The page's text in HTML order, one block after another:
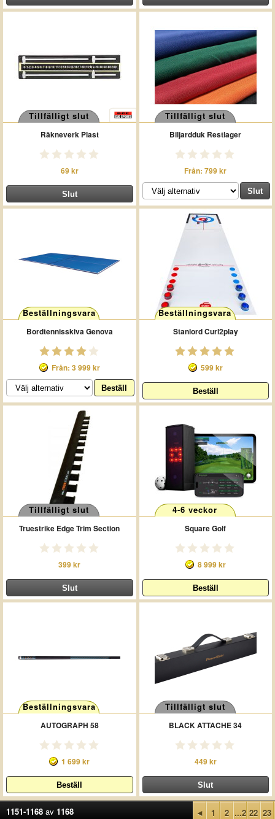
Tillfälligt slut
Räkneverk Plast
69 kr
Tillfälligt slut
Biljardduk Restlager
Från: 799 kr
Beställningsvara
Bordtennisskiva Genova
Från: 3 999 kr
Beställningsvara
Stanlord Curl2play
599 kr
Tillfälligt slut
Truestrike Edge Trim Section
399 kr
4-6 veckor
Square Golf
8 999 kr
Beställningsvara
AUTOGRAPH 58
1 699 kr
Tillfälligt slut
BLACK ATTACHE 34
449 kr
1151-1168 av 1168 ◄ 1 2 ...2 22 23